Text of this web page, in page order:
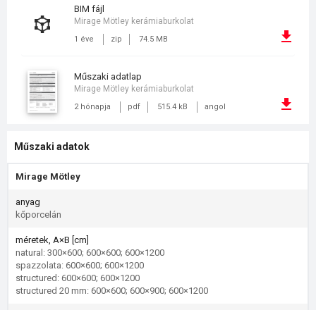
BIM fájl
1 éve zip 74.5 MB
Mirage Mötley kerámiaburkolat
műszaki adatlap
2 hónapja pdf 515.4 kB angol
Mirage Mötley kerámiaburkolat
Műszaki adatok
Mirage Mötley
anyag
kőporcelán
méretek, A×B [cm]
natural: 300×600; 600×600; 600×1200
spazzolata: 600×600; 600×1200
structured: 600×600; 600×1200
structured 20 mm: 600×600; 600×900; 600×1200